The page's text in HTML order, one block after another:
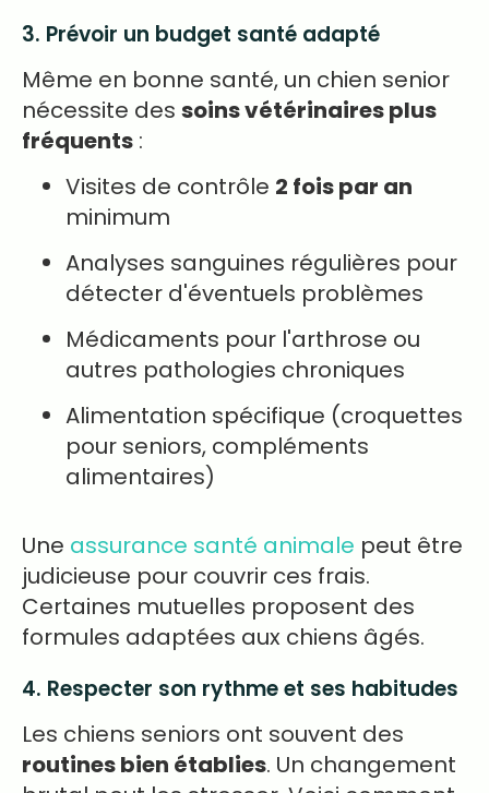
3. Prévoir un budget santé adapté
Même en bonne santé, un chien senior
nécessite des soins vétérinaires plus
fréquents :
Visites de contrôle 2 fois par an
minimum
Analyses sanguines régulières pour
détecter d'éventuels problèmes
Médicaments pour l'arthrose ou
autres pathologies chroniques
Alimentation spécifique (croquettes
pour seniors, compléments
alimentaires)
Une assurance santé animale peut être
judicieuse pour couvrir ces frais.
Certaines mutuelles proposent des
formules adaptées aux chiens âgés.
4. Respecter son rythme et ses habitudes
Les chiens seniors ont souvent des
routines bien établies. Un changement